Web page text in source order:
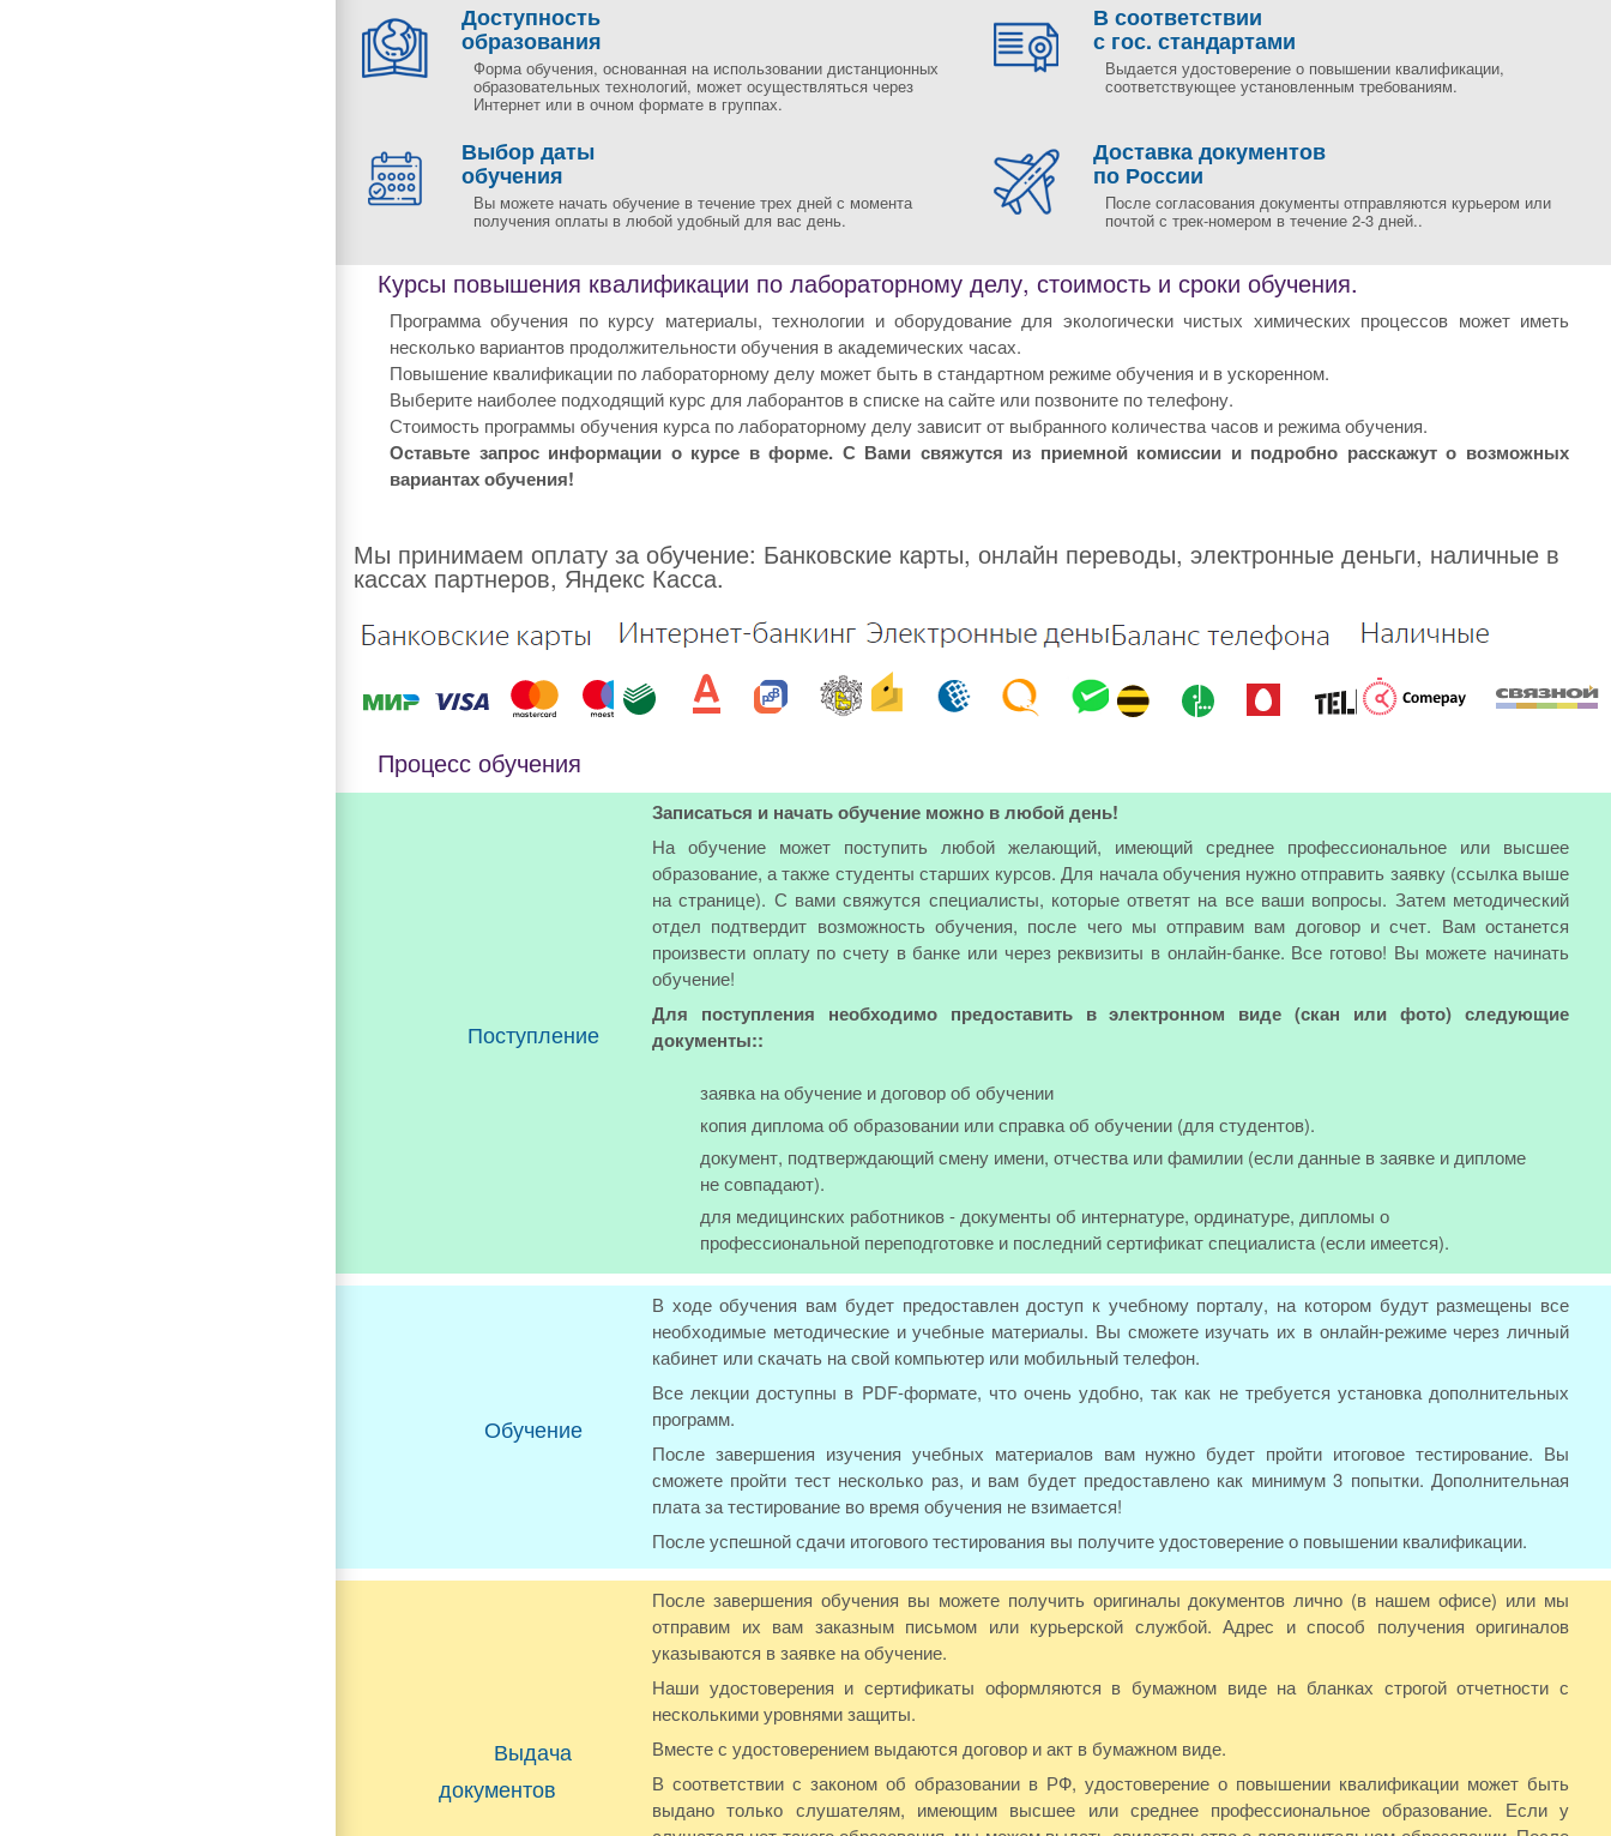
Доступность
образования
Форма обучения, основанная на использовании дистанционных
образовательных технологий, может осуществляться через
Интернет или в очном формате в группах.
В соответствии
с гос. стандартами
Выдается удостоверение о повышении квалификации,
соответствующее установленным требованиям.
Выбор даты
обучения
Вы можете начать обучение в течение трех дней с момента
получения оплаты в любой удобный для вас день.
Доставка документов
по России
После согласования документы отправляются курьером или
почтой с трек-номером в течение 2-3 дней..
Курсы повышения квалификации по лабораторному делу, стоимость и сроки обучения.
Программа обучения по курсу материалы, технологии и оборудование для экологически чистых химических процессов может иметь
несколько вариантов продолжительности обучения в академических часах.
Повышение квалификации по лабораторному делу может быть в стандартном режиме обучения и в ускоренном.
Выберите наиболее подходящий курс для лаборантов в списке на сайте или позвоните по телефону.
Стоимость программы обучения курса по лабораторному делу зависит от выбранного количества часов и режима обучения.
Оставьте запрос информации о курсе в форме. С Вами свяжутся из приемной комиссии и подробно расскажут о возможных
вариантах обучения!
Мы принимаем оплату за обучение: Банковские карты, онлайн переводы, электронные деньги, наличные в
кассах партнеров, Яндекс Касса.
Процесс обучения
Поступление
Записаться и начать обучение можно в любой день!
На обучение может поступить любой желающий, имеющий среднее профессиональное или высшее
образование, а также студенты старших курсов. Для начала обучения нужно отправить заявку (ссылка выше
на странице). С вами свяжутся специалисты, которые ответят на все ваши вопросы. Затем методический
отдел подтвердит возможность обучения, после чего мы отправим вам договор и счет. Вам останется
произвести оплату по счету в банке или через реквизиты в онлайн-банке. Все готово! Вы можете начинать
обучение!
Для поступления необходимо предоставить в электронном виде (скан или фото) следующие
документы::
заявка на обучение и договор об обучении
копия диплома об образовании или справка об обучении (для студентов).
документ, подтверждающий смену имени, отчества или фамилии (если данные в заявке и дипломе
не совпадают).
для медицинских работников - документы об интернатуре, ординатуре, дипломы о
профессиональной переподготовке и последний сертификат специалиста (если имеется).
Обучение
В ходе обучения вам будет предоставлен доступ к учебному порталу, на котором будут размещены все
необходимые методические и учебные материалы. Вы сможете изучать их в онлайн-режиме через личный
кабинет или скачать на свой компьютер или мобильный телефон.
Все лекции доступны в PDF-формате, что очень удобно, так как не требуется установка дополнительных
программ.
После завершения изучения учебных материалов вам нужно будет пройти итоговое тестирование. Вы
сможете пройти тест несколько раз, и вам будет предоставлено как минимум 3 попытки. Дополнительная
плата за тестирование во время обучения не взимается!
После успешной сдачи итогового тестирования вы получите удостоверение о повышении квалификации.
Выдача
документов
После завершения обучения вы можете получить оригиналы документов лично (в нашем офисе) или мы
отправим их вам заказным письмом или курьерской службой. Адрес и способ получения оригиналов
указываются в заявке на обучение.
Наши удостоверения и сертификаты оформляются в бумажном виде на бланках строгой отчетности с
несколькими уровнями защиты.
Вместе с удостоверением выдаются договор и акт в бумажном виде.
В соответствии с законом об образовании в РФ, удостоверение о повышении квалификации может быть
выдано только слушателям, имеющим высшее или среднее профессиональное образование. Если у